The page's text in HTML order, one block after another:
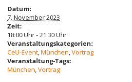
Datum:
7. November 2023
Zeit:
18:00 Uhr - 21:30 Uhr
Veranstaltungskategorien:
CeU-Event,München,Vortrag
Veranstaltung-Tags:
München,Vortrag